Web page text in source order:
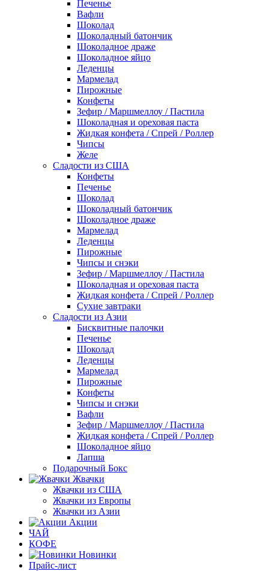
Печенье
Вафли
Шоколад
Шоколадный батончик
Шоколадное драже
Шоколадное яйцо
Леденцы
Мармелад
Пирожные
Конфеты
Зефир / Маршмеллоу / Пастила
Шоколадная и ореховая паста
Жидкая конфета / Спрей / Роллер
Чипсы
Желе
Сладости из США
Конфеты
Печенье
Шоколад
Шоколадный батончик
Шоколадное драже
Мармелад
Леденцы
Пирожные
Чипсы и снэки
Зефир / Маршмеллоу / Пастила
Шоколадная и ореховая паста
Жидкая конфета / Спрей / Роллер
Сухие завтраки
Сладости из Азии
Бисквитные палочки
Печенье
Шоколад
Леденцы
Мармелад
Пирожные
Конфеты
Чипсы и снэки
Вафли
Зефир / Маршмеллоу / Пастила
Жидкая конфета / Спрей / Роллер
Шоколадное яйцо
Лапша
Подарочный Бокс
Жвачки
Жвачки из США
Жвачки из Европы
Жвачки из Азии
Акции
ЧАЙ
КОФЕ
Новинки
Прайс-лист